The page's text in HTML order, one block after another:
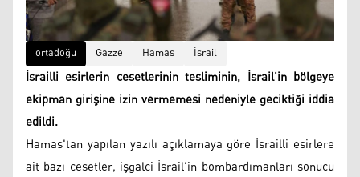
ortadoğu Gazze Hamas İsrail
İsrailli esirlerin cesetlerinin tesliminin, İsrail'in bölgeye
ekipman girişine izin vermemesi nedeniyle geciktiği iddia
edildi.
Hamas'tan yapılan yazılı açıklamaya göre İsrailli esirlere
ait bazı cesetler, işgalci İsrail'in bombardımanları sonucu